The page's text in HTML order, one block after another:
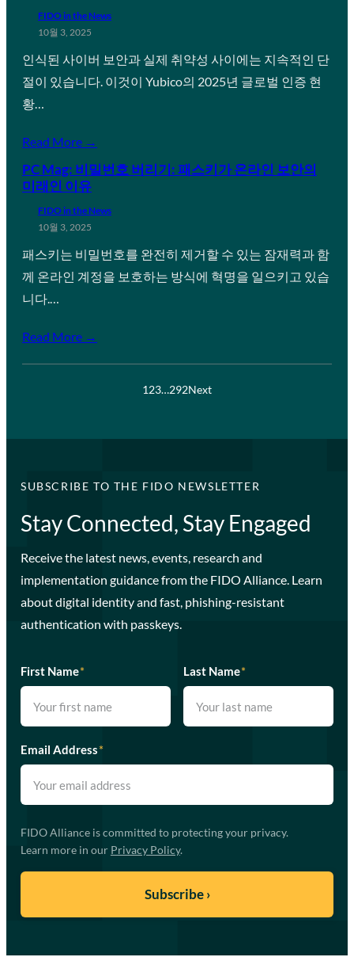
FIDO in the News
10월 3, 2025
인식된 사이버 보안과 실제 취약성 사이에는 지속적인 단
절이 있습니다. 이것이 Yubico의 2025년 글로벌 인증 현
황…
Read More →
PC Mag: 비밀번호 버리기: 패스키가 온라인 보안의
미래인 이유
FIDO in the News
10월 3, 2025
패스키는 비밀번호를 완전히 제거할 수 있는 잠재력과 함
께 온라인 계정을 보호하는 방식에 혁명을 일으키고 있습
니다.…
Read More →
123…292Next
SUBSCRIBE TO THE FIDO NEWSLETTER
Stay Connected, Stay Engaged
Receive the latest news, events, research and
implementation guidance from the FIDO Alliance. Learn
about digital identity and fast, phishing-resistant
authentication with passkeys.
First Name* Last Name*
Email Address*
FIDO Alliance is committed to protecting your privacy.
Learn more in our Privacy Policy.